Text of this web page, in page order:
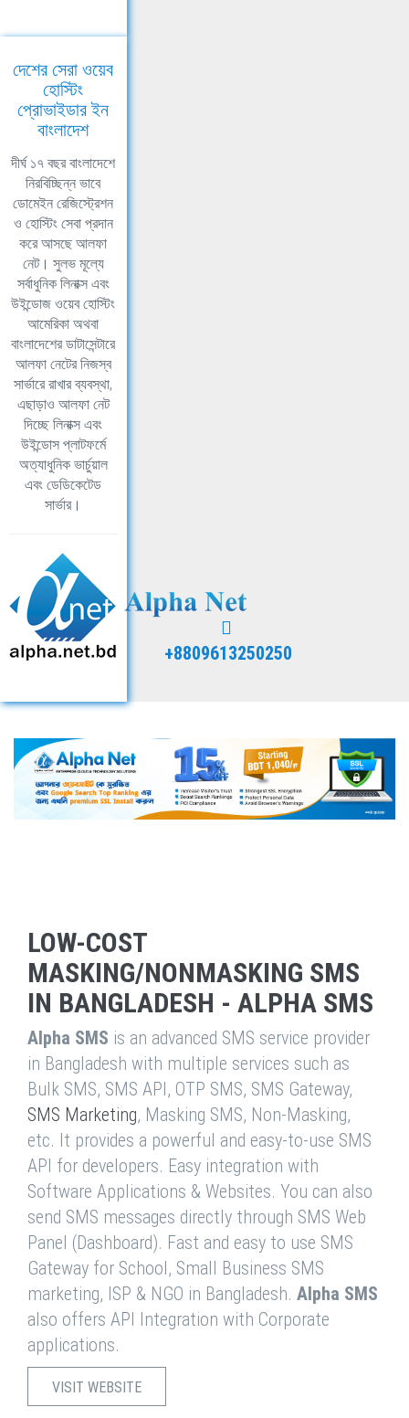
দেশের সেরা ওয়েব
হোস্টিং
প্রোভাইডার ইন
বাংলাদেশ
দীর্ঘ ১৭ বছর বাংলাদেশে
নিরবিচ্ছিন্ন ভাবে
ডোমেইন রেজিস্ট্রেশন
ও হোস্টিং সেবা প্রদান
করে আসছে আলফা
নেট। সুলভ মূল্যে
সর্বাধুনিক লিনাক্স এবং
উইন্ডোজ ওয়েব হোস্টিং
আমেরিকা অথবা
বাংলাদেশের ডাটাসেন্টারে
আলফা নেটের নিজস্ব
সার্ভারে রাখার ব্যবস্থা,
এছাড়াও আলফা নেট
দিচ্ছে লিনাক্স এবং
উইন্ডোস প্লাটফর্মে
অত্যাধুনিক ভার্চুয়াল
এবং ডেডিকেটেড
সার্ভার।
+8809613250250
LOW-COST
MASKING/NONMASKING SMS
IN BANGLADESH - ALPHA SMS
Alpha SMS is an advanced SMS service provider
in Bangladesh with multiple services such as
Bulk SMS, SMS API, OTP SMS, SMS Gateway,
SMS Marketing, Masking SMS, Non-Masking,
etc. It provides a powerful and easy-to-use SMS
API for developers. Easy integration with
Software Applications & Websites. You can also
send SMS messages directly through SMS Web
Panel (Dashboard). Fast and easy to use SMS
Gateway for School, Small Business SMS
marketing, ISP & NGO in Bangladesh. Alpha SMS
also offers API Integration with Corporate
applications.
VISIT WEBSITE